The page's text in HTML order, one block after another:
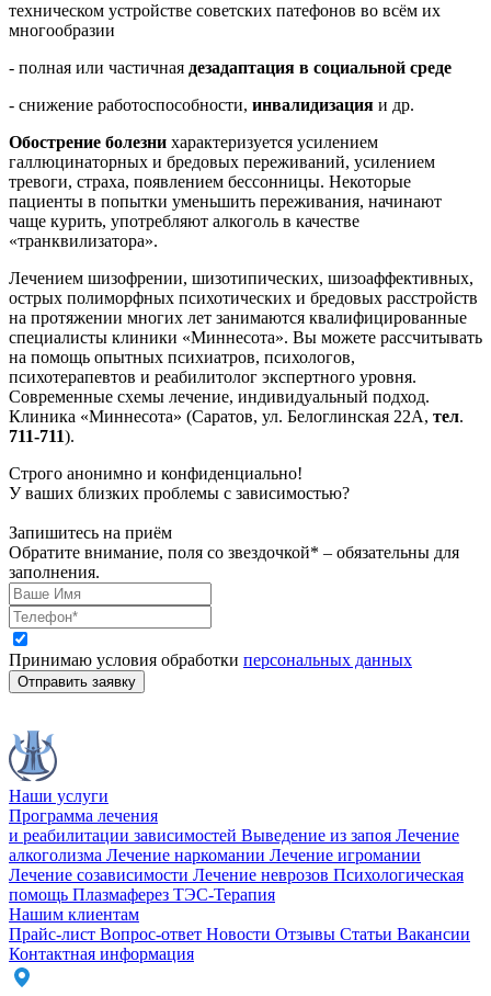
техническом устройстве советских патефонов во всём их
многообразии
- полная или частичная дезадаптация в социальной среде
- снижение работоспособности, инвалидизация и др.
Обострение болезни характеризуется усилением
галлюцинаторных и бредовых переживаний, усилением
тревоги, страха, появлением бессонницы. Некоторые
пациенты в попытки уменьшить переживания, начинают
чаще курить, употребляют алкоголь в качестве
«транквилизатора».
Лечением шизофрении, шизотипических, шизоаффективных,
острых полиморфных психотических и бредовых расстройств
на протяжении многих лет занимаются квалифицированные
специалисты клиники «Миннесота». Вы можете рассчитывать
на помощь опытных психиатров, психологов,
психотерапевтов и реабилитолог экспертного уровня.
Современные схемы лечение, индивидуальный подход.
Клиника «Миннесота» (Саратов, ул. Белоглинская 22А, тел.
711-711).
Строго анонимно и конфиденциально!
У ваших близких проблемы с зависимостью?
Запишитесь на приём
Обратите внимание, поля со звездочкой* – обязательны для
заполнения.
Принимаю условия обработки персональных данных
Отправить заявку
Наши услуги
Программа лечения
и реабилитации зависимостей Выведение из запоя Лечение
алкоголизма Лечение наркомании Лечение игромании
Лечение созависимости Лечение неврозов Психологическая
помощь Плазмаферез ТЭС-Терапия
Нашим клиентам
Прайс-лист Вопрос-ответ Новости Отзывы Статьи Вакансии
Контактная информация